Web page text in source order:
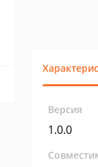
Версия
1.0.0